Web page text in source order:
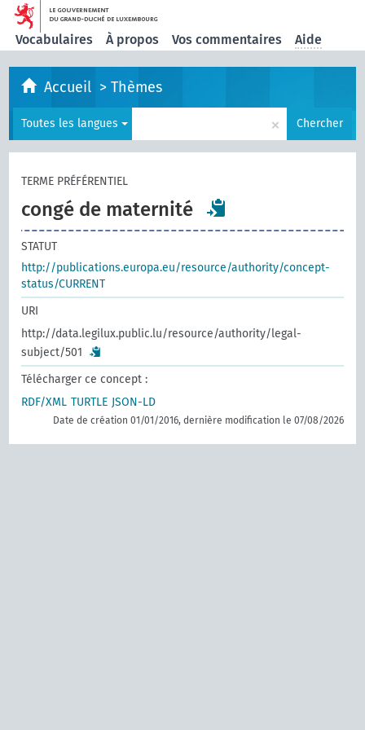
Vocabulaires À propos Vos commentaires Aide
Accueil >Thèmes
Toutes les langues × Chercher
TERME PRÉFÉRENTIEL
congé de maternité
STATUT
http://publications.europa.eu/resource/authority/concept-
status/CURRENT
URI
http://data.legilux.public.lu/resource/authority/legal-
subject/501
Télécharger ce concept :
RDF/XML TURTLE JSON-LD
Date de création 01/01/2016, dernière modification le 07/08/2026